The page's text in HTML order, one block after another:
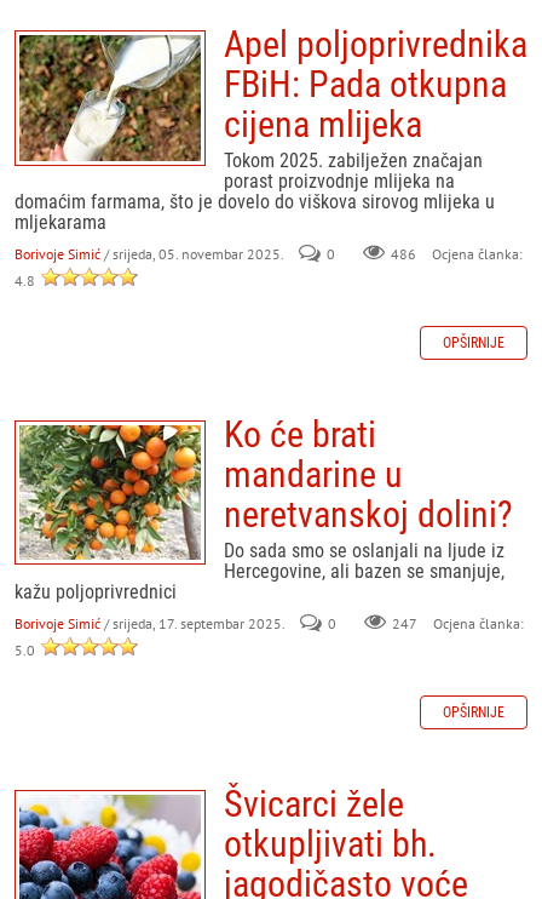
Apel poljoprivrednika
FBiH: Pada otkupna
cijena mlijeka
Tokom 2025. zabilježen značajan
porast proizvodnje mlijeka na
domaćim farmama, što je dovelo do viškova sirovog mlijeka u
mljekarama
Borivoje Simić / srijeda, 05. novembar 2025. 0 486
Ocjena članka:
4.8
OPŠIRNIJE
Ko će brati
mandarine u
neretvanskoj dolini?
Do sada smo se oslanjali na ljude iz
Hercegovine, ali bazen se smanjuje,
kažu poljoprivrednici
Borivoje Simić / srijeda, 17. septembar 2025. 0 247
Ocjena članka:
5.0
OPŠIRNIJE
Švicarci žele
otkupljivati bh.
jagodičasto voće